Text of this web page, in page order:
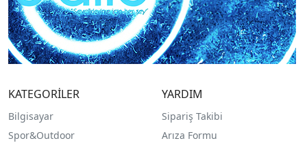
KATEGORİLER
Bilgisayar
Spor&Outdoor
YARDIM
Sipariş Takibi
Arıza Formu